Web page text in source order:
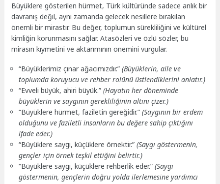
Büyüklere gösterilen hürmet, Türk kültüründe sadece anlık bir
davranış değil, aynı zamanda gelecek nesillere bırakılan
önemli bir mirastır. Bu değer, toplumun sürekliliğini ve kültürel
kimliğin korunmasını sağlar. Atasözleri ve özlü sözler, bu
mirasın kıymetini ve aktarımının önemini vurgular.
“Büyüklerimiz çınar ağacımızdır.”(Büyüklerin, aile ve
toplumda koruyucu ve rehber rolünü üstlendiklerini anlatır.)
“Evveli büyük, ahiri büyük.”(Hayatın her döneminde
büyüklerin ve saygının gerekliliğinin altını çizer.)
“Büyüklere hürmet, faziletin gereğidir.”(Saygının bir erdem
olduğunu ve faziletli insanların bu değere sahip çıktığını
ifade eder.)
“Büyüklere saygı, küçüklere örnektir.”(Saygı göstermenin,
gençler için örnek teşkil ettiğini belirtir.)
“Büyüklere saygı, küçüklere rehberlik eder.”(Saygı
göstermenin, gençlerin doğru yolda ilerlemesine yardımcı